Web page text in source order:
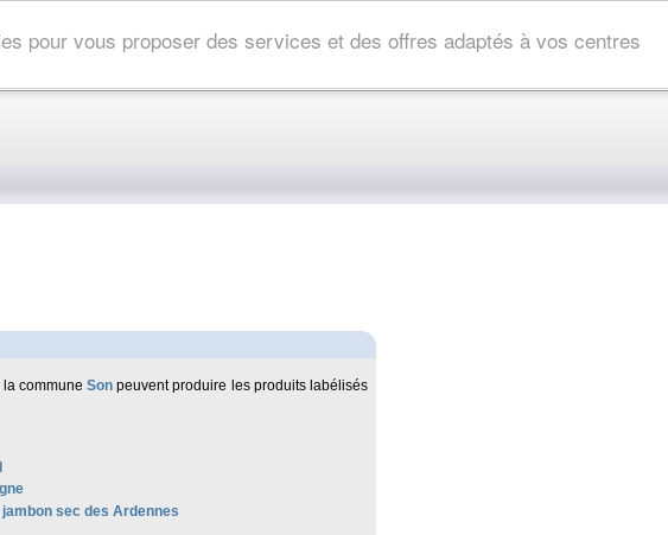
pour vous proposer des services et des offres adaptés à vos centres
la communeSon peuvent produire les produits labélisés
sec des Ardennes